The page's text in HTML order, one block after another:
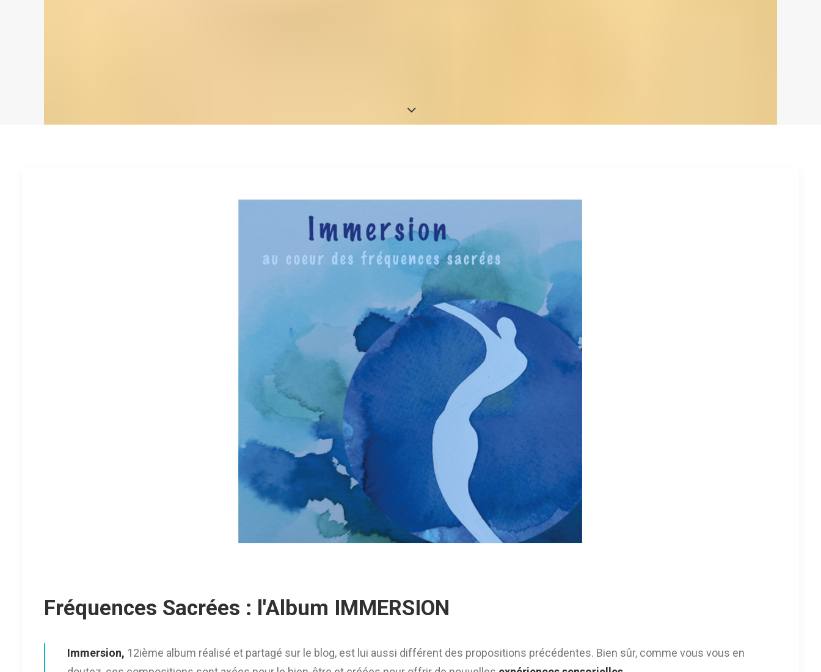
Fréquences Sacrées : l'Album IMMERSION
Immersion, 12ième album réalisé et partagé sur le blog, est lui aussi différent des propositions précédentes. Bien sûr, comme vous vous en